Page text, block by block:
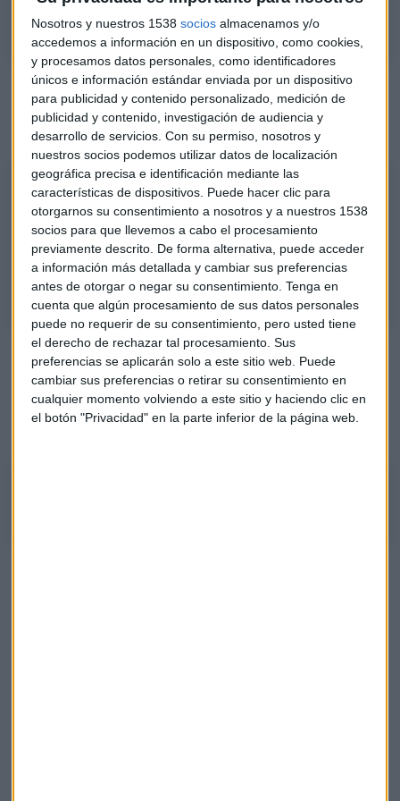
Nosotros y nuestros 1538 socios almacenamos y/o
accedemos a información en un dispositivo, como cookies,
y procesamos datos personales, como identificadores
únicos e información estándar enviada por un dispositivo
para publicidad y contenido personalizado, medición de
publicidad y contenido, investigación de audiencia y
desarrollo de servicios. Con su permiso, nosotros y
nuestros socios podemos utilizar datos de localización
geográfica precisa e identificación mediante las
características de dispositivos. Puede hacer clic para
otorgarnos su consentimiento a nosotros y a nuestros 1538
socios para que llevemos a cabo el procesamiento
previamente descrito. De forma alternativa, puede acceder
a información más detallada y cambiar sus preferencias
antes de otorgar o negar su consentimiento. Tenga en
cuenta que algún procesamiento de sus datos personales
puede no requerir de su consentimiento, pero usted tiene
el derecho de rechazar tal procesamiento. Sus
preferencias se aplicarán solo a este sitio web. Puede
cambiar sus preferencias o retirar su consentimiento en
cualquier momento volviendo a este sitio y haciendo clic en
el botón "Privacidad" en la parte inferior de la página web.
Escucha el segundo tramo del Consultorio de Bolsa de
David Galán, responsable de renta variable de Bolsa
General, en Mercado Abierto:
CONSULTORIO | ¿Cómo mejoraría la situación de Indra según David
Galán?
David Galán, responsable de renta variable de Bolsa General, analiza
los títulos de Prosegur, Estee Lauder, Repsol, Indra, Sacyr o Fluidra,
entre otras.
"Repsol, lo que haga el petróleo"
Tras el repunte del petróleo por la escalada de tensión en
Oriente Próximo, David Galán analiza la situación en la que